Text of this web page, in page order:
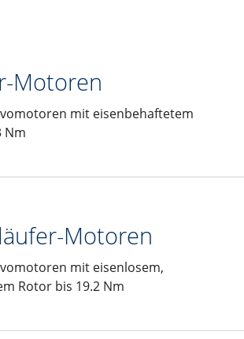
Motoren
mit eisenbehaftetem
Nm
Motoren
mit eisenlosem,
Rotor bis 19.2 Nm